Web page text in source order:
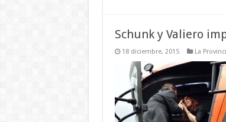
Schunk y Valiero
18 diciembre, 2015 La